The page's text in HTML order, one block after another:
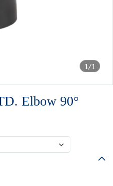
1/1
Elbow 90°